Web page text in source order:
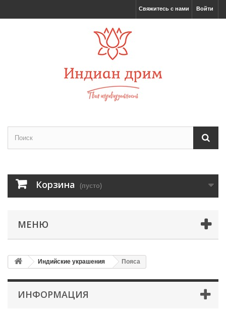
Войти
Свяжитесь с нами
Корзина (пусто)
МЕНЮ
Индийские украшения Пояса
ИНФОРМАЦИЯ